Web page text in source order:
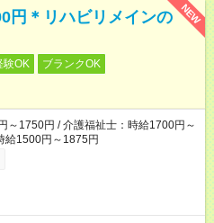
NEW
円＊リハビリメインの
験OK
ブランクOK
～1750円 / 介護福祉士：時給1700円～
給1500円～1875円